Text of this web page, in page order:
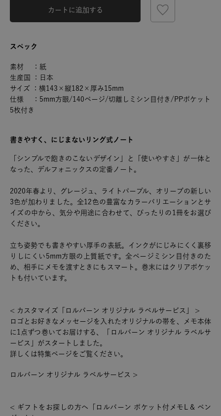
カートに追加する
スペック
素材 ：紙
生産国 ：日本
サイズ ：横143×縦182×厚み15mm
仕様 ：5mm方眼/140ページ/切離しミシン目付き/PPポケット
5枚付き
書きやすく、にじまないリング式ノート
「シンプルで飽きのこないデザイン」と「使いやすさ」が一体と
なった、デルフォニックスの定番ノート。
2020年春より、グレージュ、ライトパープル、オリーブの新しい
3色が加わりました。全12色の豊富なカラーバリエーションとサ
イズの中から、気分や用途に合わせて、ぴったりの1冊をお選び
ください。
立ち姿勢でも書きやすい厚手の表紙。インクがにじみにくく裏移
りしにくい5mm方眼の上質紙です。全ページミシン目付きのた
め、相手にメモを渡すときにもスマート。巻末にはクリアポケッ
トも付いています。
< カスタマイズ「ロルバーン オリジナル ラベルサービス」 >
ロゴとお好きなメッセージを入れたオリジナルの帯を、メモ本体
に1点ずつ巻いてお届けする、「ロルバーン オリジナル ラベルサ
ービス」がスタートしました。
詳しくは特集ページをご覧ください。
ロルバーン オリジナル ラベルサービス >
< ギフトをお探しの方へ「ロルバーン ポケット付メモL & ペン